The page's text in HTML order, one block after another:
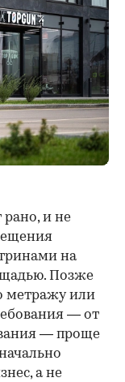
и не
на
Позже
метражу или
— от
— проще
а не